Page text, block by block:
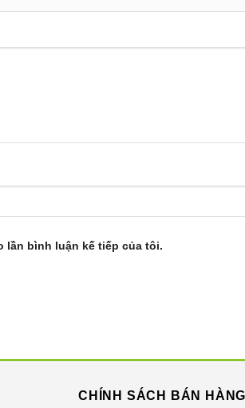
nước, chọn tốc độ phun (1, 2 hoặc 3
đầy dễ dàng hơn và nhiều ứng dụng
tăng hiệu suất của sự kết hợp giữa
lần bình luận kế tiếp của tôi.
CHÍNH SÁCH BÁN HÀNG